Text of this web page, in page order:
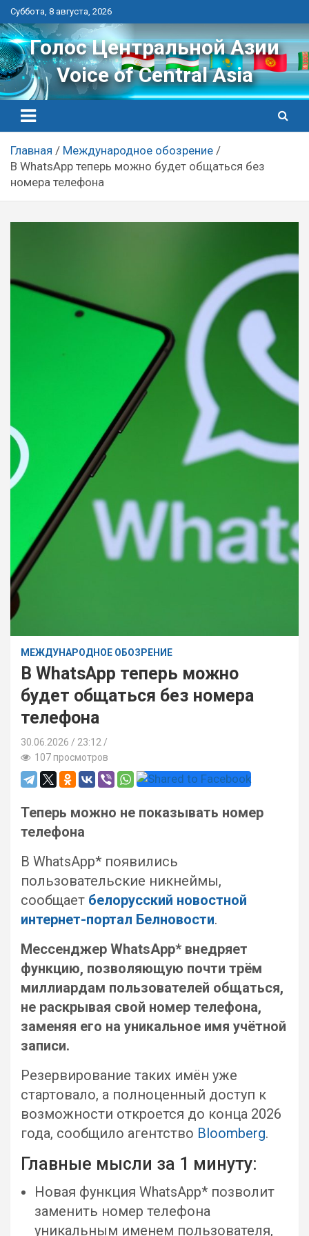
Перейти
к
контенту
Суббота, 8 августа, 2026
Голос Центральной Азии
Voice of Central Asia
Главная
Международное обозрение
В WhatsApp теперь можно будет общаться без
номера телефона
МЕЖДУНАРОДНОЕ ОБОЗРЕНИЕ
В WhatsApp теперь можно
будет общаться без номера
телефона
30.06.2026
23:12 /
107 просмотров
Теперь можно не показывать номер
телефона
В WhatsApp* появились
пользовательские никнеймы,
сообщает белорусский новостной
интернет-портал Белновости.
Мессенджер WhatsApp* внедряет
функцию, позволяющую почти трём
миллиардам пользователей общаться,
не раскрывая свой номер телефона,
заменяя его на уникальное имя учётной
записи.
Резервирование таких имён уже
стартовало, а полноценный доступ к
возможности откроется до конца 2026
года, сообщило агентство Bloomberg.
Главные мысли за 1 минуту:
Новая функция WhatsApp* позволит
заменить номер телефона
уникальным именем пользователя,